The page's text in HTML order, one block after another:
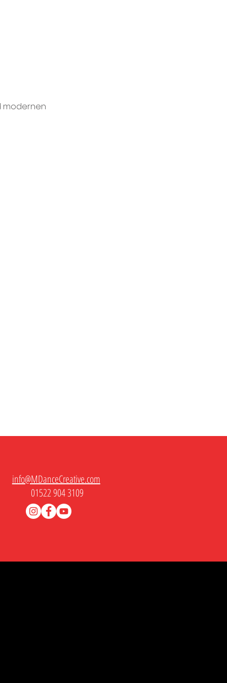
modernen
info@MDanceCreative.com
01522 904 3109